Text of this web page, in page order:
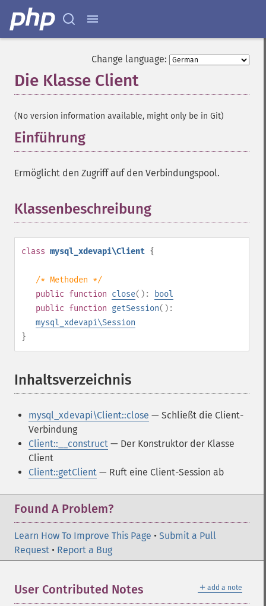
Change language:
Die Klasse Client
(No version information available, might only be in Git)
Einführung
Ermöglicht den Zugriff auf den Verbindungspool.
Klassenbeschreibung
class mysql_xdevapi\Client {
/* Methoden */
public function close():
bool
public function getSession():
mysql_xdevapi\Session
}
Inhaltsverzeichnis
mysql_xdevapi\Client::close — Schließt die Client-
Verbindung
Client::__construct — Der Konstruktor der Klasse
Client
Client::getClient — Ruft eine Client-Session ab
Found A Problem?
Learn How To Improve This Page • Submit a Pull
Request • Report a Bug
＋ add a note
User Contributed Notes